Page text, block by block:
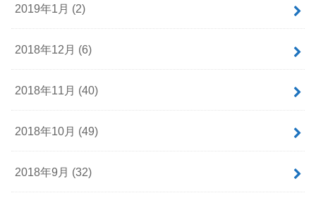
2019年1月 (2)
2018年12月 (6)
2018年11月 (40)
2018年10月 (49)
2018年9月 (32)